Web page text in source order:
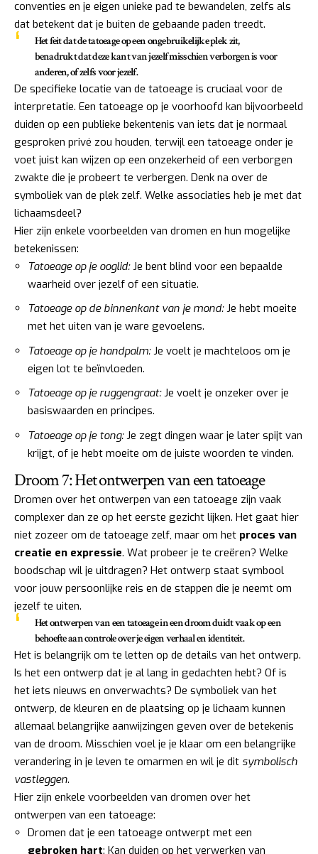
conventies en je eigen unieke pad te bewandelen, zelfs als
dat betekent dat je buiten de gebaande paden treedt.
Het feit dat de tatoeage op een ongebruikelijke plek zit,
benadrukt dat deze kant van jezelf misschien verborgen is voor
anderen, of zelfs voor jezelf.
De specifieke locatie van de tatoeage is cruciaal voor de
interpretatie. Een tatoeage op je voorhoofd kan bijvoorbeeld
duiden op een publieke bekentenis van iets dat je normaal
gesproken privé zou houden, terwijl een tatoeage onder je
voet juist kan wijzen op een onzekerheid of een verborgen
zwakte die je probeert te verbergen. Denk na over de
symboliek van de plek zelf. Welke associaties heb je met dat
lichaamsdeel?
Hier zijn enkele voorbeelden van dromen en hun mogelijke
betekenissen:
Tatoeage op je ooglid:Je bent blind voor een bepaalde
waarheid over jezelf of een situatie.
Tatoeage op de binnenkant van je mond:Je hebt moeite
met het uiten van je ware gevoelens.
Tatoeage op je handpalm:Je voelt je machteloos om je
eigen lot te beïnvloeden.
Tatoeage op je ruggengraat:Je voelt je onzeker over je
basiswaarden en principes.
Tatoeage op je tong:Je zegt dingen waar je later spijt van
krijgt, of je hebt moeite om de juiste woorden te vinden.
Droom 7: Het ontwerpen van een tatoeage
Dromen over het ontwerpen van een tatoeage zijn vaak
complexer dan ze op het eerste gezicht lijken. Het gaat hier
niet zozeer om de tatoeage zelf, maar om het proces van
creatie en expressie. Wat probeer je te creëren? Welke
boodschap wil je uitdragen? Het ontwerp staat symbool
voor jouw persoonlijke reis en de stappen die je neemt om
jezelf te uiten.
Het ontwerpen van een tatoeage in een droom duidt vaak op een
behoefte aan controle over je eigen verhaal en identiteit.
Het is belangrijk om te letten op de details van het ontwerp.
Is het een ontwerp dat je al lang in gedachten hebt? Of is
het iets nieuws en onverwachts? De symboliek van het
ontwerp, de kleuren en de plaatsing op je lichaam kunnen
allemaal belangrijke aanwijzingen geven over de betekenis
van de droom. Misschien voel je je klaar om een belangrijke
verandering in je leven te omarmen en wil je dit symbolisch
vastleggen.
Hier zijn enkele voorbeelden van dromen over het
ontwerpen van een tatoeage:
Dromen dat je een tatoeage ontwerpt met een
gebroken hart: Kan duiden op het verwerken van